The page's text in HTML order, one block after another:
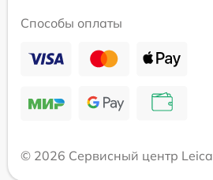
Способы оплаты
© 2026 Сервисный центр Leica